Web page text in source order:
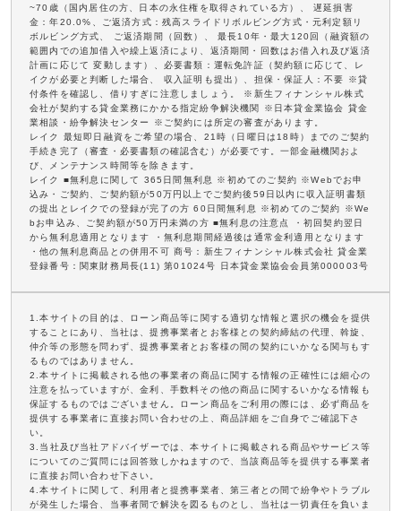
~70歳（国内居住の方、日本の永住権を取得されている方）、 遅延損害
金：年20.0%、ご返済方式：残高スライドリボルビング方式・元利定額リ
ボルビング方式、 ご返済期間（回数）、 最長10年・最大120回（融資額の
範囲内での追加借入や繰上返済により、返済期間・回数はお借入れ及び返済
計画に応じて 変動します）、必要書類：運転免許証（契約額に応じて、レ
イクが必要と判断した場合、 収入証明も提出）、担保・保証人：不要 ※貸
付条件を確認し、借りすぎに注意しましょう。 ※新生フィナンシャル株式
会社が契約する貸金業務にかかる指定紛争解決機関 ※日本貸金業協会 貸金
業相談・紛争解決センター ※ご契約には所定の審査があります。
レイク 最短即日融資をご希望の場合、21時（日曜日は18時）までのご契約
手続き完了（審査・必要書類の確認含む）が必要です。一部金融機関およ
び、メンテナンス時間等を除きます。
レイク ■無利息に関して 365日間無利息 ※初めてのご契約 ※Webでお申
込み・ご契約、ご契約額が50万円以上でご契約後59日以内に収入証明書類
の提出とレイクでの登録が完了の方 60日間無利息 ※初めてのご契約 ※We
bお申込み、ご契約額が50万円未満の方 ■無利息の注意点 ・初回契約翌日
から無利息適用となります ・無利息期間経過後は通常金利適用となります
・他の無利息商品との併用不可 商号：新生フィナンシャル株式会社 貸金業
登録番号：関東財務局長(11) 第01024号 日本貸金業協会会員第000003号
1.本サイトの目的は、ローン商品等に関する適切な情報と選択の機会を提供
することにあり、当社は、提携事業者とお客様との契約締結の代理、斡旋、
仲介等の形態を問わず、提携事業者とお客様の間の契約にいかなる関与もす
るものではありません。
2.本サイトに掲載される他の事業者の商品に関する情報の正確性には細心の
注意を払っていますが、金利、手数料その他の商品に関するいかなる情報も
保証するものではございません。ローン商品をご利用の際には、必ず商品を
提供する事業者に直接お問い合わせの上、商品詳細をご自身でご確認下さ
い。
3.当社及び当社アドバイザーでは、本サイトに掲載される商品やサービス等
についてのご質問には回答致しかねますので、当該商品等を提供する事業者
に直接お問い合わせ下さい。
4.本サイトに関して、利用者と提携事業者、第三者との間で紛争やトラブル
が発生した場合、当事者間で解決を図るものとし、当社は一切責任を負いま